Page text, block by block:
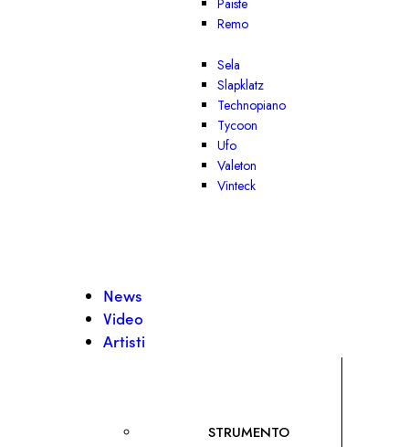
Remo
Sela
Slapklatz
Technopiano
Tycoon
Ufo
Valeton
Vinteck
News
Video
Artisti
STRUMENTO